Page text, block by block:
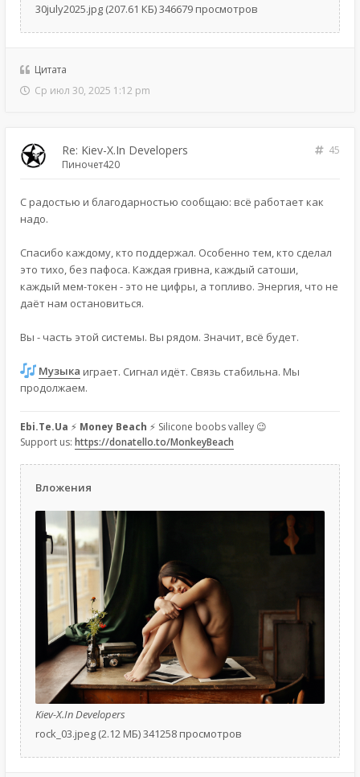
30july2025.jpg (207.61 КБ) 346679 просмотров
Цитата
Ср июл 30, 2025 1:12 pm
Re: Kiev-X.In Developers
45
Пиночет420
С радостью и благодарностью сообщаю: всё работает как
надо.
Спасибо каждому, кто поддержал. Особенно тем, кто сделал
это тихо, без пафоса. Каждая гривна, каждый сатоши,
каждый мем-токен - это не цифры, а топливо. Энергия, что не
даёт нам остановиться.
Вы - часть этой системы. Вы рядом. Значит, всё будет.
Музыка играет. Сигнал идёт. Связь стабильна. Мы
продолжаем.
Ebi.Te.Ua ⚡ Money Beach ⚡ Silicone boobs valley 😉
Support us: https://donatello.to/MonkeyBeach
Вложения
Kiev-X.In Developers
rock_03.jpeg (2.12 МБ) 341258 просмотров